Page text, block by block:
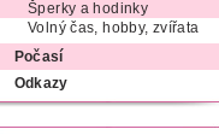
Šperky a hodinky
Volný čas, hobby, zvířata
Počasí
Odkazy